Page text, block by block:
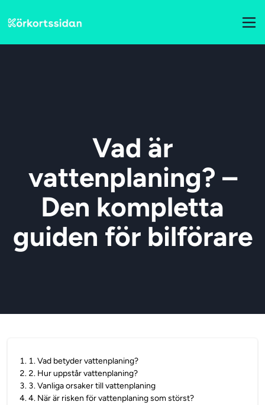
Vad är
vattenplaning? –
Den kompletta
guiden för bilförare
1. 1. Vad betyder vattenplaning?
2. 2. Hur uppstår vattenplaning?
3. 3. Vanliga orsaker till vattenplaning
4.4. När är risken för vattenplaning som störst?